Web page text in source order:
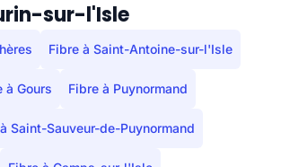
sur-l'Isle
Fibre à Saint-Antoine-sur-l'Isle
à Gours Fibre à Puynormand
Saint-Sauveur-de-Puynormand